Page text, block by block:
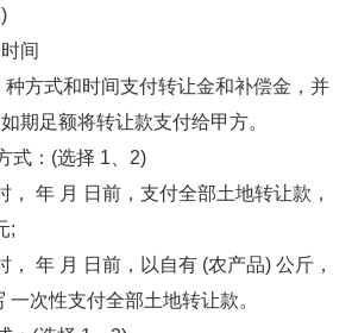
间
种方式和时间支付转让金和补偿金，并
期足额将转让款支付给甲方。
式：(选择 1、2)
， 年 月 日前，支付全部土地转让款，
;
， 年 月 日前，以自有 (农产品) 公斤，
次性支付全部土地转让款。